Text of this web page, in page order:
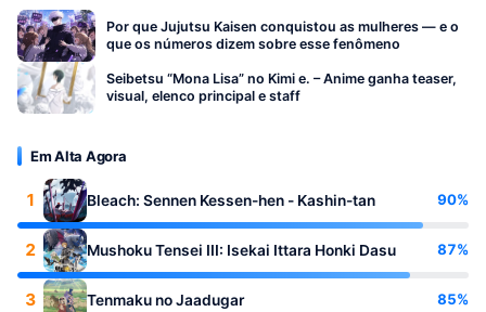
Por que Jujutsu Kaisen conquistou as mulheres — e o
que os números dizem sobre esse fenômeno
Seibetsu “Mona Lisa” no Kimi e. – Anime ganha teaser,
visual, elenco principal e staff
Em Alta Agora
1 Bleach: Sennen Kessen-hen - Kashin-tan 90%
2 Mushoku Tensei III: Isekai Ittara Honki Dasu 87%
3 Tenmaku no Jaadugar 85%